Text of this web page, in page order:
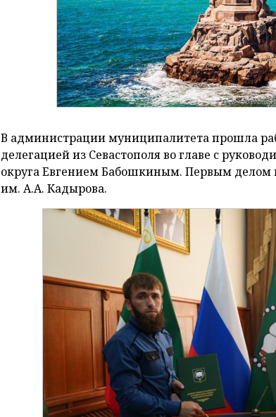
В администрации муниципалитета прошла
делегацией из Севастополя во главе с
округа Евгением Бабошкиным. Первым делом
им. А.А. Кадырова.